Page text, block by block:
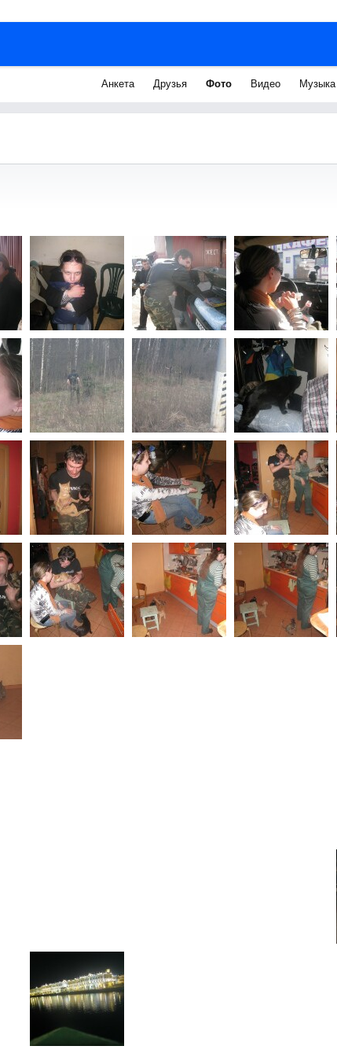
Анкета Друзья Фото Видео Музыка